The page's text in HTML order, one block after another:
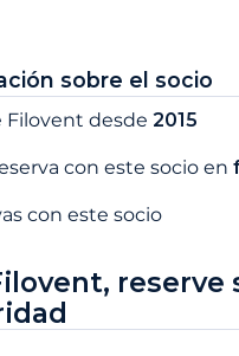
sobre el socio
Filovent desde 2015
con este socio en
con este socio
reserve